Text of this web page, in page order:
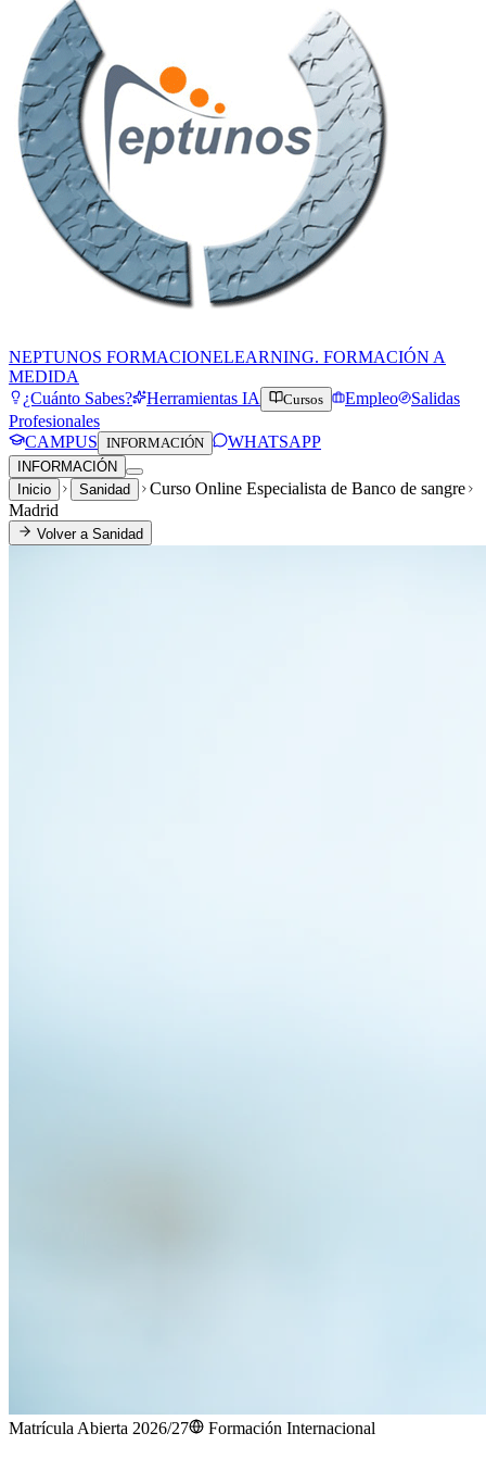
NEPTUNOS FORMACIONELEARNING. FORMACIÓN A
MEDIDA
¿Cuánto Sabes?
Herramientas IA Cursos Empleo
Salidas
Profesionales
CAMPUS INFORMACIÓN WHATSAPP
INFORMACIÓN
Inicio
Sanidad
Curso Online Especialista de Banco de sangre
Madrid
Volver a Sanidad
Matrícula Abierta 2026/27 Formación Internacional